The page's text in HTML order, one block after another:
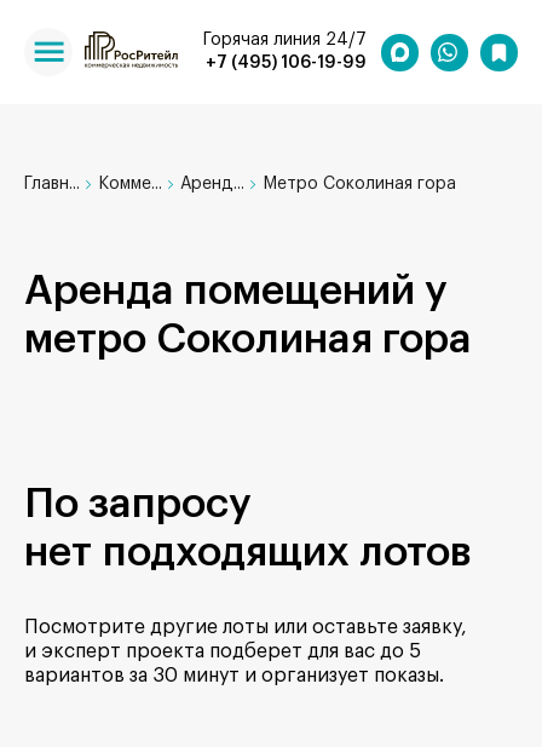
+7 (495) 106-19-99
Горячая линия 24/7
Главн... Комме... Аренд... Метро Соколиная гора
Аренда помещений у
метро Соколиная гора
По запросу
нет подходящих лотов
Посмотрите другие лоты или оставьте заявку,
и эксперт проекта подберет для вас до 5
вариантов за 30 минут и организует показы.